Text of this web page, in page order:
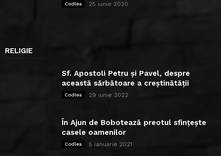
Codlea 25 iunie 2020
RELIGIE
Sf. Apostoli Petru și Pavel, despre
această sărbătoare a creștinătății
Codlea 29 iunie 2022
În Ajun de Bobotează preotul sfințește
casele oamenilor
Codlea 5 ianuarie 2021